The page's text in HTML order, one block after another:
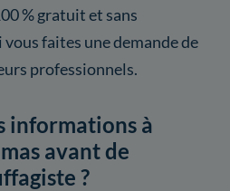
% gratuit et sans
faites une demande de
professionnels.
informations à
avant de
?